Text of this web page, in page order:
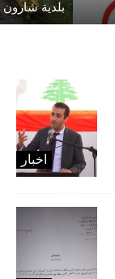
بلدية
اخبار